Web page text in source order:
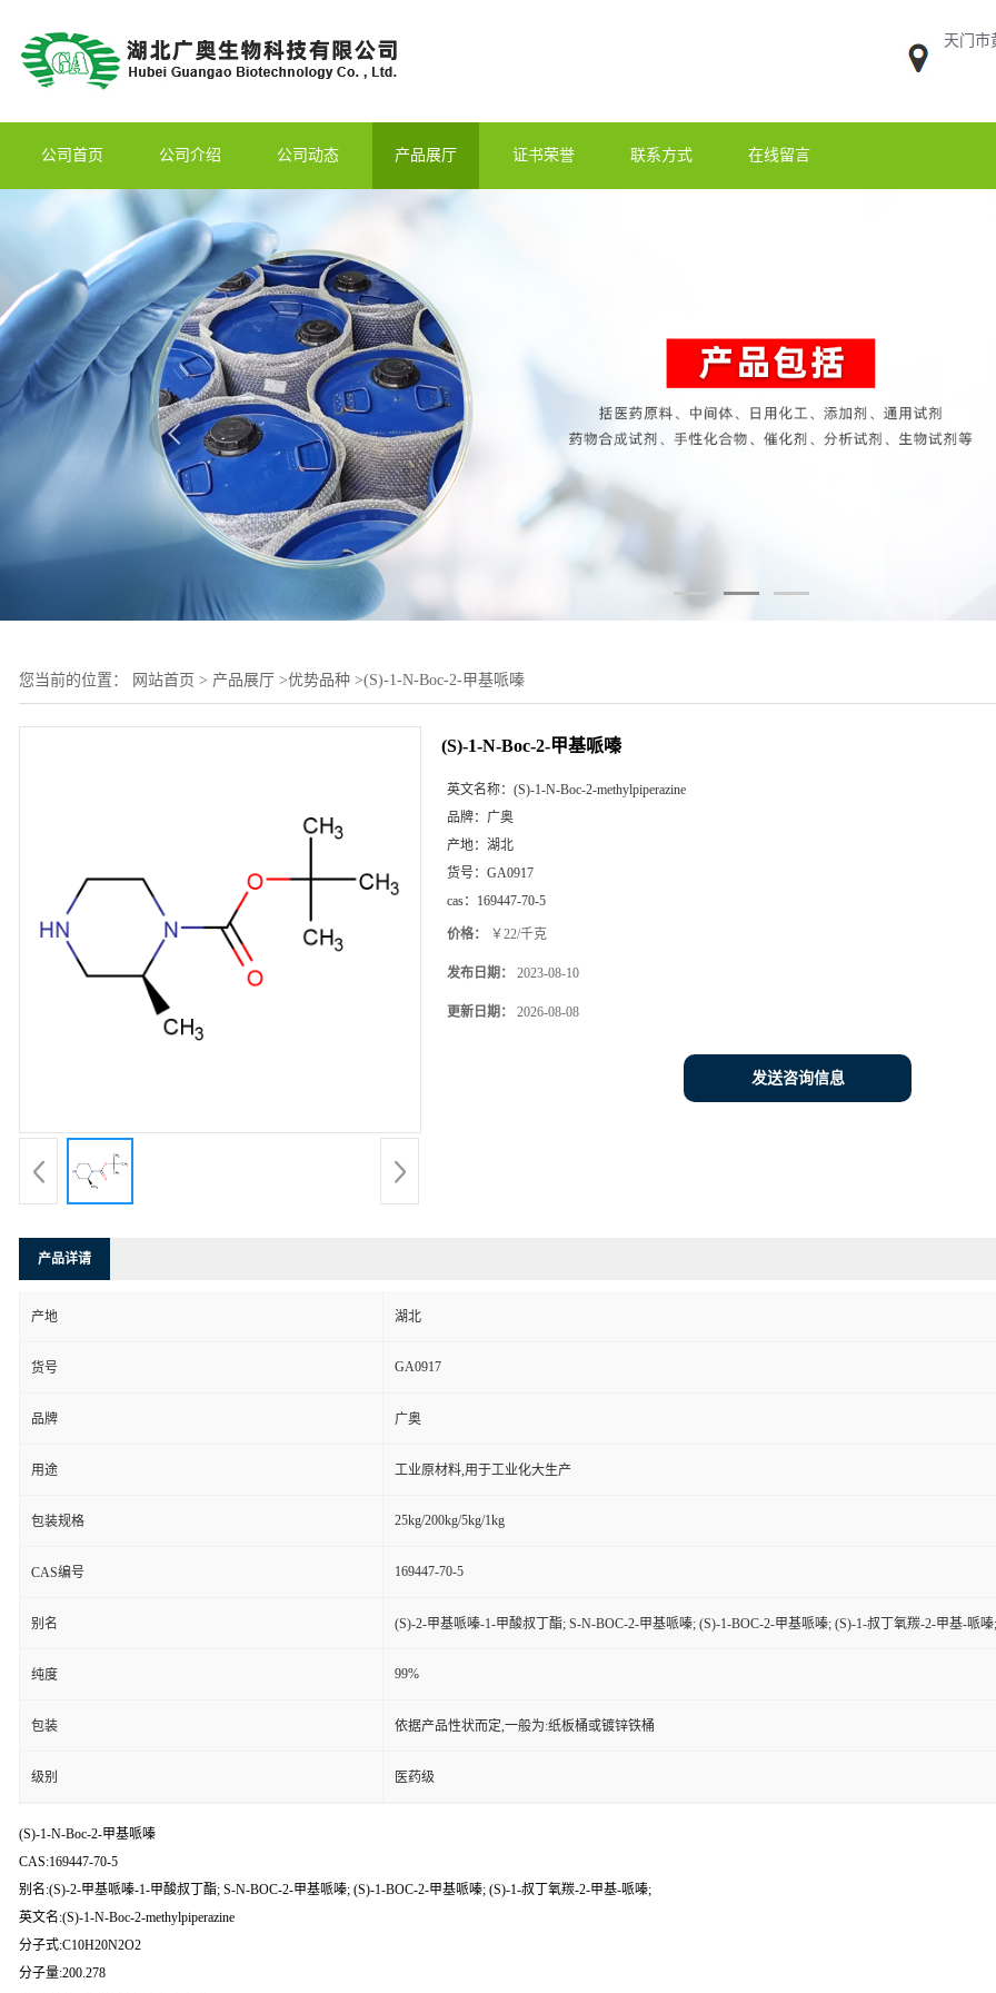
天门市
公司首页 公司介绍 公司动态 产品展厅 证书荣誉 联系方式 在线留言
您当前的位置： 网站首页 > 产品展厅 >优势品种 >(S)-1-N-Boc-2-甲基哌嗪
(S)-1-N-Boc-2-甲基哌嗪
英文名称： (S)-1-N-Boc-2-methylpiperazine
品牌： 广奥
产地： 湖北
货号： GA0917
cas： 169447-70-5
价格： ￥22/千克
发布日期： 2023-08-10
更新日期： 2026-08-08
发送咨询信息
产品详请
产地 湖北
货号 GA0917
品牌 广奥
用途 工业原材料,用于工业化大生产
包装规格 25kg/200kg/5kg/1kg
CAS编号 169447-70-5
别名 (S)-2-甲基哌嗪-1-甲酸叔丁酯; S-N-BOC-2-甲基哌嗪; (S)-1-BOC-2-甲基哌嗪; (S)-1-叔丁氧羰-2-甲基-哌嗪;
纯度 99%
包装 依据产品性状而定,一般为:纸板桶或镀锌铁桶
级别 医药级
(S)-1-N-Boc-2-甲基哌嗪
CAS:169447-70-5
别名:(S)-2-甲基哌嗪-1-甲酸叔丁酯; S-N-BOC-2-甲基哌嗪; (S)-1-BOC-2-甲基哌嗪; (S)-1-叔丁氧羰-2-甲基-哌嗪;
英文名:(S)-1-N-Boc-2-methylpiperazine
分子式:C10H20N2O2
分子量:200.278